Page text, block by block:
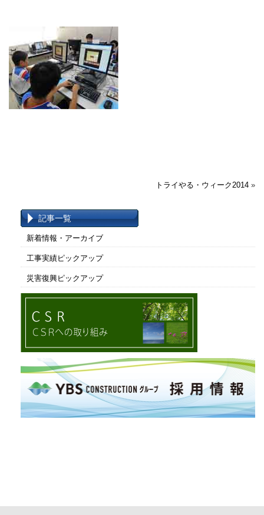
トライやる・ウィーク2014 »
記事一覧
新着情報・アーカイブ
工事実績ピックアップ
災害復興ピックアップ